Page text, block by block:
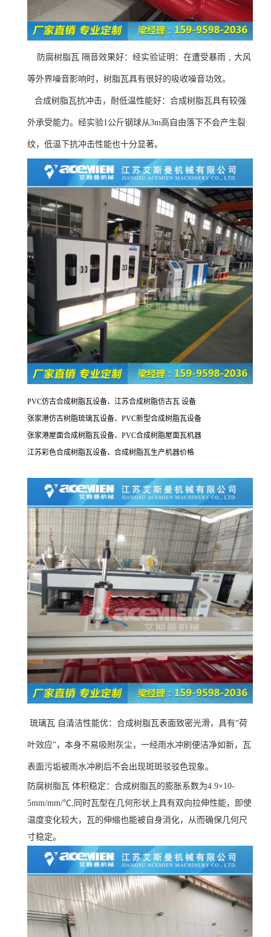
防腐树脂瓦 隔音效果好：经实验证明：在遭受暴雨﹑大风
等外界噪音影响时，树脂瓦具有很好的吸收噪音功效。
合成树脂瓦抗冲击，耐低温性能好：合成树脂瓦具有较强
外承受能力。经实验1公斤钢球从3m高自由落下不会产生裂
纹，低温下抗冲击性能也十分显著。
PVC仿古合成树脂瓦设备、江苏合成树脂仿古瓦 设备
张家港仿古树脂琉璃瓦设备、PVC新型合成树脂瓦设备
张家港屋面合成树脂瓦设备、PVC合成树脂屋面瓦机器
江苏彩色合成树脂瓦设备、合成树脂瓦生产机器价格
琉璃瓦 自清洁性能优：合成树脂瓦表面致密光滑，具有“荷
叶效应”，本身不易吸附灰尘，一经雨水冲刷便洁净如新，瓦
表面污垢被雨水冲刷后不会出现斑斑驳驳色现象。
防腐树脂瓦 体积稳定：合成树脂瓦的膨胀系数为4.9×10-
5mm/mm/℃,同时瓦型在几何形状上具有双向拉伸性能，即使
温度变化较大，瓦的伸缩也能被自身消化，从而确保几何尺
寸稳定。